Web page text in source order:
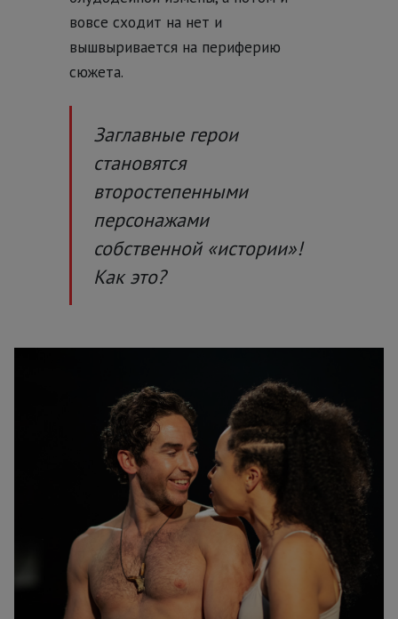
вовсе сходит на нет и
вышвыривается на периферию
сюжета.
Заглавные герои
становятся
второстепенными
персонажами
собственной «истории»!
Как это?